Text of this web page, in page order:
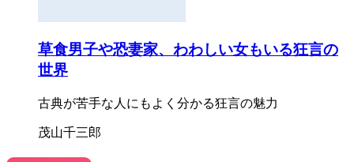
草食男子や恐妻家、わわしい女もいる狂言の
世界
古典が苦手な人にもよく分かる狂言の魅力
茂山千三郎